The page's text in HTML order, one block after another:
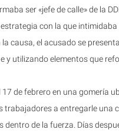
ser «jefe de calle» de la
con la que
causa, el acusado se
y utilizando elementos que
de febrero en una gomería
trabajadores a entregarle una
de la fuerza. Días